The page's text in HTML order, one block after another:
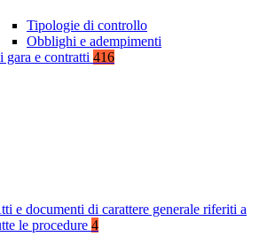
Tipologie di controllo
Obblighi e adempimenti
gara e contratti 416
e documenti di carattere generale riferiti a
le procedure 4